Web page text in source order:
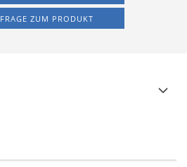
FRAGE ZUM PRODUKT